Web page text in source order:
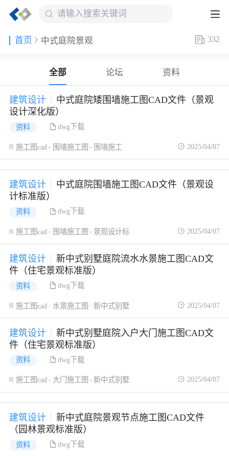
首页 中式庭院景观 332
全部 论坛 资料
建筑设计
中式庭院矮围墙施工图CAD文件（景观
设计深化版）
资料 dwg下载
施工图cad 围墙施工图 围墙施工 2025/04/07
建筑设计
中式庭院围墙施工图CAD文件（景观设
计标准版）
资料 dwg下载
施工图cad 围墙施工图 景观设计标 2025/04/07
建筑设计
新中式别墅庭院流水水景施工图CAD文
件（住宅景观标准版）
资料 dwg下载
施工图cad 水景施工图 新中式别墅 2025/04/07
建筑设计
新中式别墅庭院入户大门施工图CAD文
件（住宅景观标准版）
资料 dwg下载
施工图cad 大门施工图 新中式别墅 2025/04/07
建筑设计
新中式庭院景观节点施工图CAD文件
（园林景观标准版）
资料 dwg下载